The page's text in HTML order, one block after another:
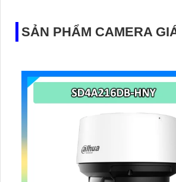
SẢN PHẨM CAMERA